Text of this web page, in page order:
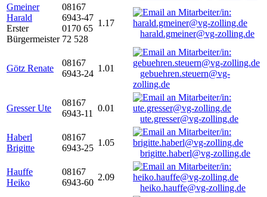
Gmeiner
Harald
Erster
Bürgermeister
08167
6943-47
0170 65
72 528
1.17
harald.gmeiner@vg-zolling.de
Götz Renate
08167
6943-24
1.01
gebuehren.steuern@vg-
zolling.de
Gresser Ute
08167
6943-11
0.01
ute.gresser@vg-zolling.de
Haberl
Brigitte
08167
6943-25
1.05
brigitte.haberl@vg-zolling.de
Hauffe
Heiko
08167
6943-60
2.09
heiko.hauffe@vg-zolling.de